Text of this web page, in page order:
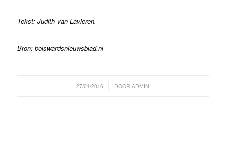
Tekst: Judith van Lavieren.
Bron: bolswardsnieuwsblad.nl
27/01/2016
/ DOORADMIN